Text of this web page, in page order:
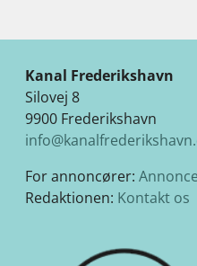
Kanal Frederikshavn
Silovej 8
9900 Frederikshavn
For annoncører:
Redaktionen: Kontakt os